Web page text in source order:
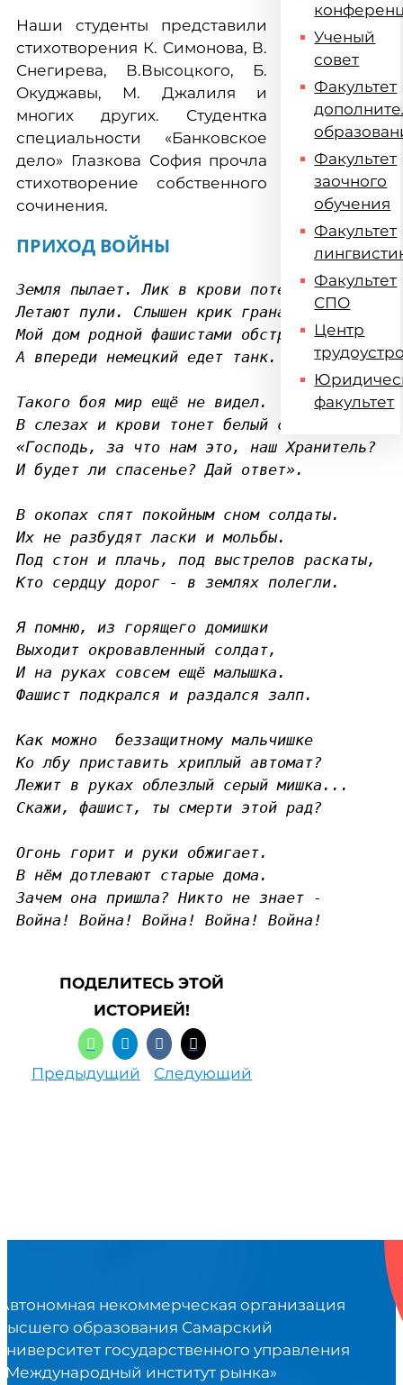
Наши студенты представили
стихотворения К. Симонова, В.
Снегирева, В.Высоцкого, Б.
Окуджавы, М. Джалиля и
многих других. Студентка
специальности «Банковское
дело» Глазкова София прочла
стихотворение собственного
сочинения.
ПРИХОД ВОЙНЫ
Земля пылает. Лик в крови потерян.
Летают пули. Слышен крик гранат.
Мой дом родной фашистами обстрелян,
А впереди немецкий едет танк.
Такого боя мир ещё не видел.
В слезах и крови тонет белый свет.
«Господь, за что нам это, наш Хранитель?
И будет ли спасенье? Дай ответ».
В окопах спят покойным сном солдаты.
Их не разбудят ласки и мольбы.
Под стон и плачь, под выстрелов раскаты,
Кто сердцу дорог - в землях полегли.
Я помню, из горящего домишки
Выходит окровавленный солдат,
И на руках совсем ещё малышка.
Фашист подкрался и раздался залп.
Как можно  беззащитному мальчишке
Ко лбу приставить хриплый автомат?
Лежит в руках облезлый серый мишка...
Скажи, фашист, ты смерти этой рад?
Огонь горит и руки обжигает.
В нём дотлевают старые дома.
Зачем она пришла? Никто не знает -
Война! Война! Война! Война! Война!
ПОДЕЛИТЕСЬ ЭТОЙ
ИСТОРИЕЙ!
Предыдущий Следующий
Ученый
совет
Факультет
Факультет
заочного
обучения
Факультет
Факультет
СПО
Центр
факультет
некоммерческая организация
образования Самарский
государственного управления
институт рынка»